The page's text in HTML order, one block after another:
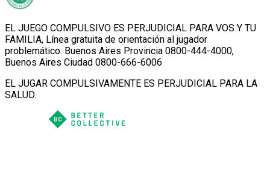
EL JUEGO COMPULSIVO ES PERJUDICIAL PARA VOS Y TU
FAMILIA, Línea gratuita de orientación al jugador
problemático: Buenos Aires Provincia 0800-444-4000,
Buenos Aires Ciudad 0800-666-6006
EL JUGAR COMPULSIVAMENTE ES PERJUDICIAL PARA LA
SALUD.